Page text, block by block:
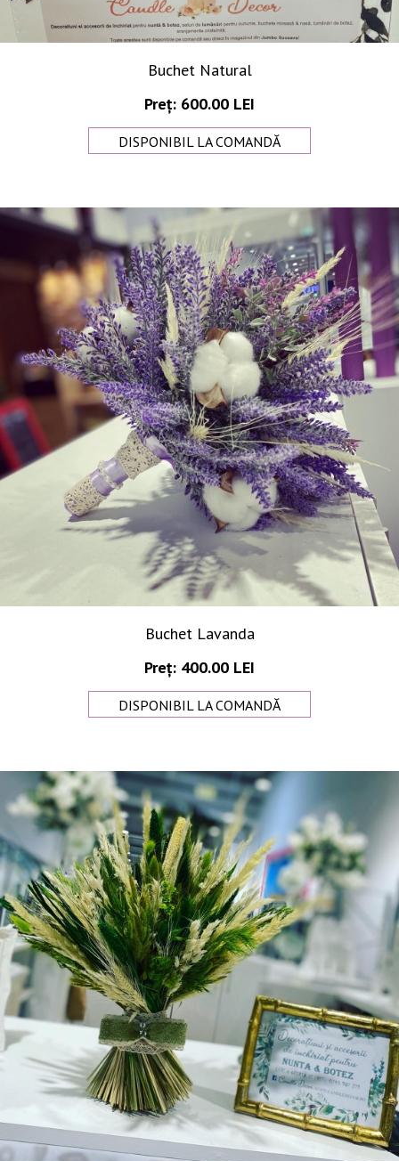
Buchet Natural
Preț: 600.00 LEI
DISPONIBIL LA COMANDĂ
Buchet Lavanda
Preț: 400.00 LEI
DISPONIBIL LA COMANDĂ